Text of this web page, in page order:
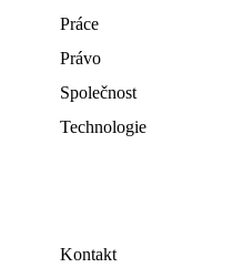
Práce
Právo
Společnost
Technologie
Kontakt